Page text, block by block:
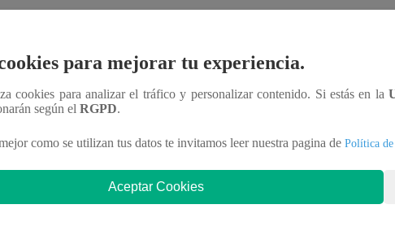
con qué se quedaba de la experiencia
ha gustado mucho conocer a todos y tener más
estar mucho tiempo conmigo”
que Shirley y Sky eran la dupla eliminada
para mejorar tu experiencia.
cookies para analizar el tráfico y personalizar contenido. Si estás en la
según el RGPD.
como se utilizan tus datos te invitamos leer nuestra pagina de Política
Aceptar Cookies